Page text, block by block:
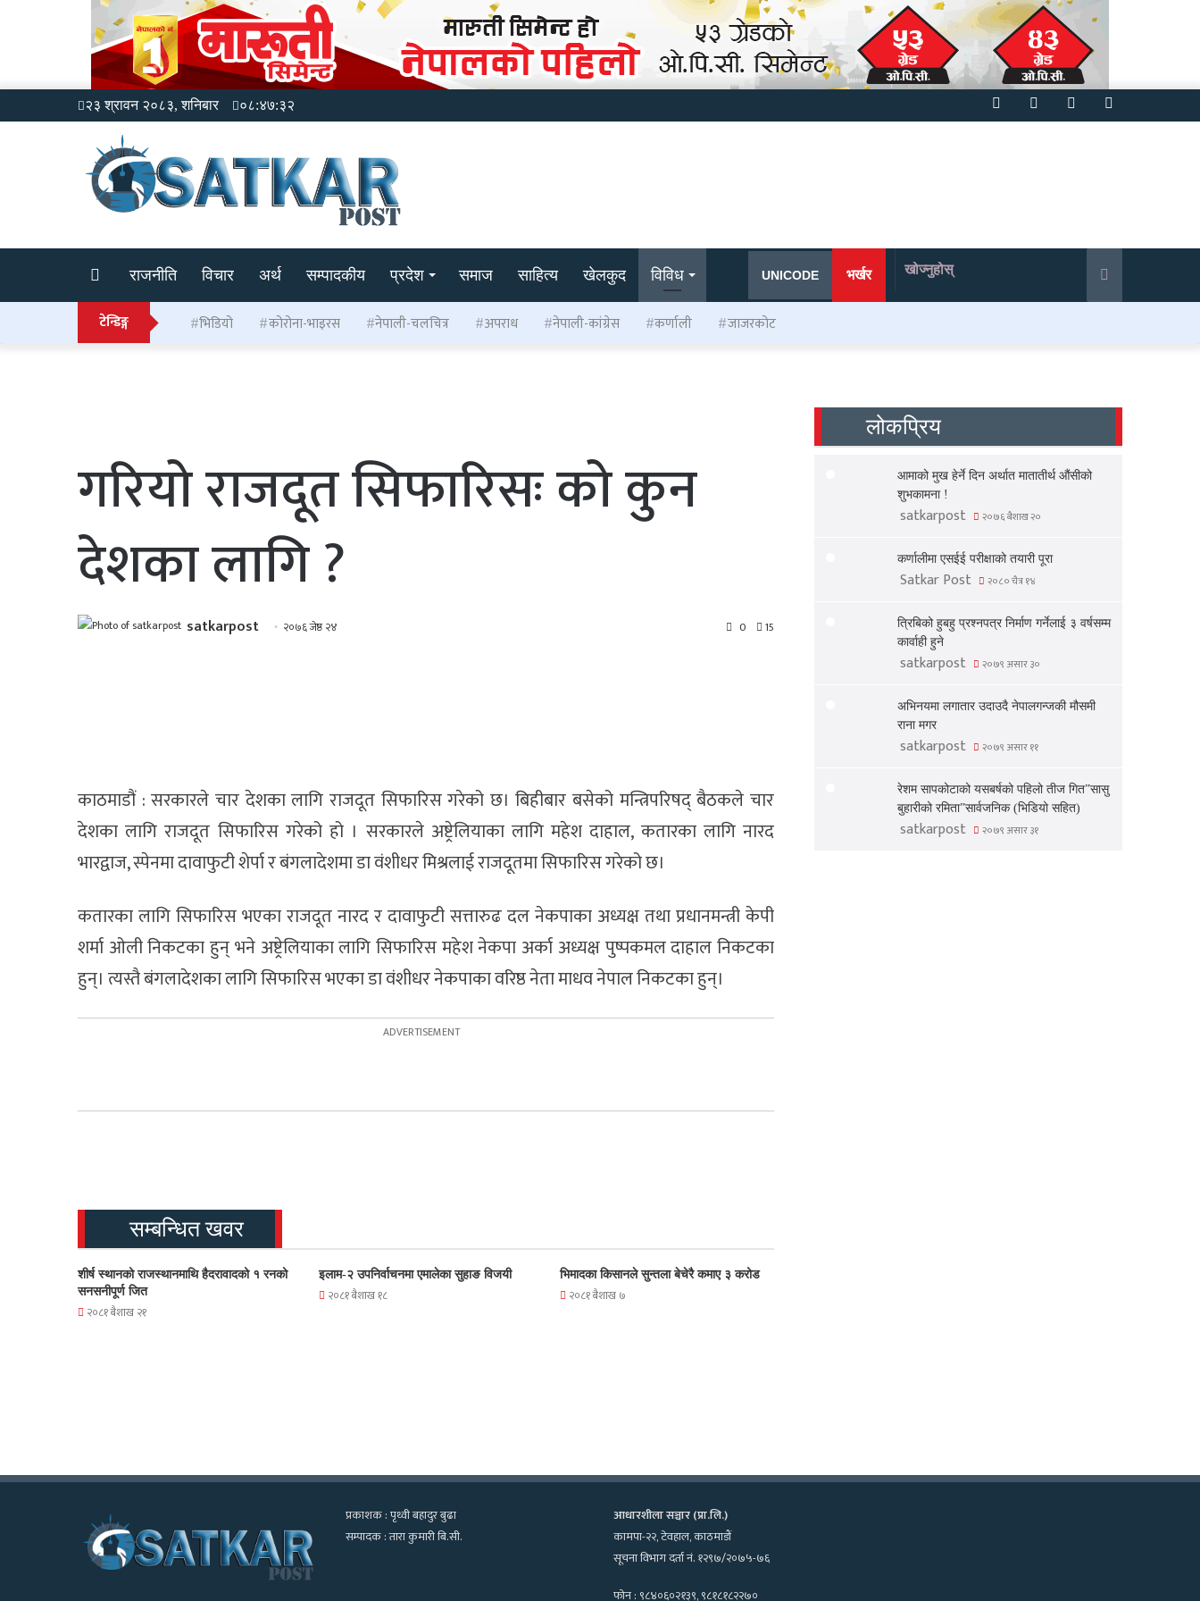
२३ श्रावन २०८३, शनिबार ०८:४७:३२ YouTube
Twitter
Facebook
राजनीति विचार अर्थ सम्पादकीय प्रदेश समाज साहित्य खेलकुद विविध भर्खर
UNICODE
टेन्डिङ्ग भिडियो कोरोना-भाइरस नेपाली-चलचित्र अपराध नेपाली-कांग्रेस कर्णाली जाजरकोट
गरियो राजदूत सिफारिसः को कुन
देशका लागि ?
satkarpost २०७६ जेष्ठ २४ 0 15
काठमाडौं : सरकारले चार देशका लागि राजदूत सिफारिस गरेको छ। बिहीबार बसेको मन्त्रिपरिषद् बैठकले चार
देशका लागि राजदूत सिफारिस गरेको हो । सरकारले अष्ट्रेलियाका लागि महेश दाहाल, कतारका लागि नारद
भारद्वाज, स्पेनमा दावाफुटी शेर्पा र बंगलादेशमा डा वंशीधर मिश्रलाई राजदूतमा सिफारिस गरेको छ।
कतारका लागि सिफारिस भएका राजदूत नारद र दावाफुटी सत्तारुढ दल नेकपाका अध्यक्ष तथा प्रधानमन्त्री केपी
शर्मा ओली निकटका हुन् भने अष्ट्रेलियाका लागि सिफारिस महेश नेकपा अर्का अध्यक्ष पुष्पकमल दाहाल निकटका
हुन्। त्यस्तै बंगलादेशका लागि सिफारिस भएका डा वंशीधर नेकपाका वरिष्ठ नेता माधव नेपाल निकटका हुन्।
सम्बन्धित खवर
शीर्ष स्थानको राजस्थानमाथि हैदरावादको १ रनको
सनसनीपूर्ण जित
२०८१ बैशाख २१
इलाम-२ उपनिर्वाचनमा एमालेका सुहाङ विजयी
२०८१ बैशाख १८
भिमादका किसानले सुन्तला बेचेरै कमाए ३ करोड
२०८१ बैशाख ७
लोकप्रिय
आमाको मुख हेर्ने दिन अर्थात मातातीर्थ औंसीको
शुभकामना !
satkarpost २०७६ बैशाख २०
कर्णालीमा एसईई परीक्षाको तयारी पूरा
Satkar Post २०८० चैत्र १४
त्रिबिको हुबहु प्रश्नपत्र निर्माण गर्नेलाई ३ वर्षसम्म
कार्वाही हुने
satkarpost २०७९ असार ३०
अभिनयमा लगातार उदाउदै नेपालगन्जकी मौसमी
राना मगर
satkarpost २०७९ असार ११
रेशम सापकोटाको यसबर्षको पहिलो तीज गित”सासु
बुहारीको रमिता”सार्वजनिक (भिडियो सहित)
satkarpost २०७९ असार ३१
प्रकाशक : पृथ्वी बहादुर बुढा
सम्पादक : तारा कुमारी बि.सी.
आधारशीला सञ्चार (प्रा.लि.)
कामपा-२२, टेवहाल, काठमाडाैं
सूचना विभाग दर्ता नं. १२९७/२०७५-७६
फोन : ९८४०६०२१३९, ९८१८१८२२७०